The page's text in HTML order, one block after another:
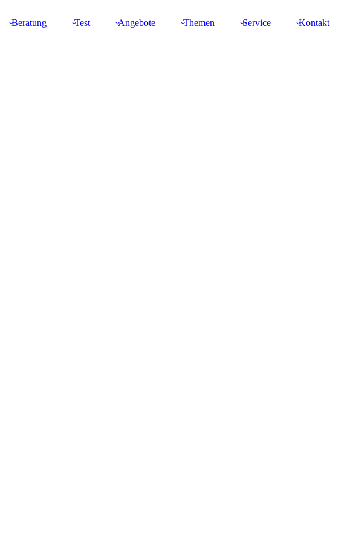
Beratung Test Angebote Themen Service Kontakt